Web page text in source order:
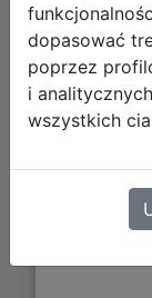
dopasować
poprzez
i
wszystkich